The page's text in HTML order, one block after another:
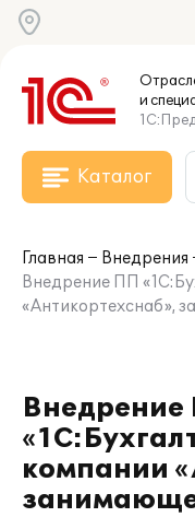
и
Каталог
Главная
Внедрения
Внедрение ПП
«Антикортехснаб»,
компании